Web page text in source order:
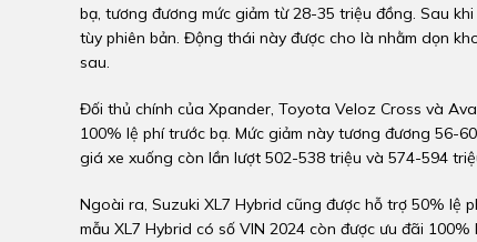
bạ, tương đương mức giảm từ 28-35 triệu đồng. Sau
tùy phiên bản. Động thái này được cho là nhằm dọn
sau.
Đối thủ chính của Xpander, Toyota Veloz Cross và
100% lệ phí trước bạ. Mức giảm này tương đương 56-
giá xe xuống còn lần lượt 502-538 triệu và 574-594
Ngoài ra, Suzuki XL7 Hybrid cũng được hỗ trợ 50% lệ
mẫu XL7 Hybrid có số VIN 2024 còn được ưu đãi